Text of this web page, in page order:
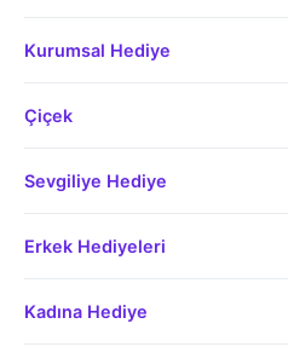
Kurumsal Hediye
Çiçek
Sevgiliye Hediye
Erkek Hediyeleri
Kadına Hediye